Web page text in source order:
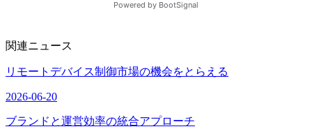
関連ニュース
リモートデバイス制御市場の機会をとらえる
2026-06-20
ブランドと運営効率の統合アプローチ